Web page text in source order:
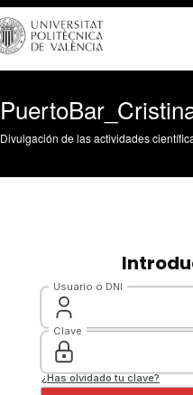
Divulgación de las actividades